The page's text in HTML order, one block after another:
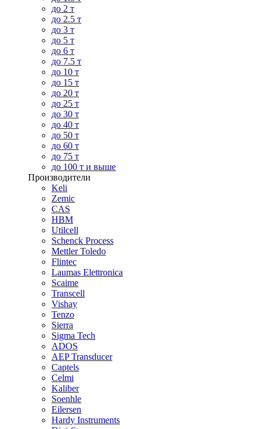
до 2 т
до 2.5 т
до 3 т
до 5 т
до 6 т
до 7.5 т
до 10 т
до 15 т
до 20 т
до 25 т
до 30 т
до 40 т
до 50 т
до 60 т
до 75 т
до 100 т и выше
Производители
Keli
Zemic
CAS
HBM
Utilcell
Schenck Process
Mettler Toledo
Flintec
Laumas Elettronica
Scaime
Transcell
Vishay
Tenzo
Sierra
Sigma Tech
ADOS
AEP Transducer
Captels
Celmi
Kaliber
Soenhle
Eilersen
Hardy Instruments